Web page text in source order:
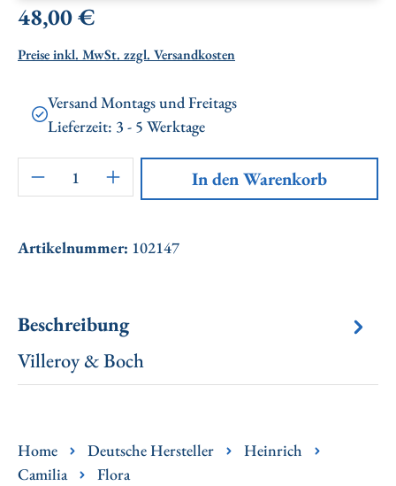
Regulärer Preis:
48,00 €
Preise inkl. MwSt. zzgl. Versandkosten
Versand Montags und Freitags
Lieferzeit: 3 - 5 Werktage
Artikel Anzahl: Gib den gewünschten
In den Warenkorb
Artikelnummer: 102147
Beschreibung
Villeroy & Boch
Home Deutsche Hersteller
Heinrich
Camilia
Flora